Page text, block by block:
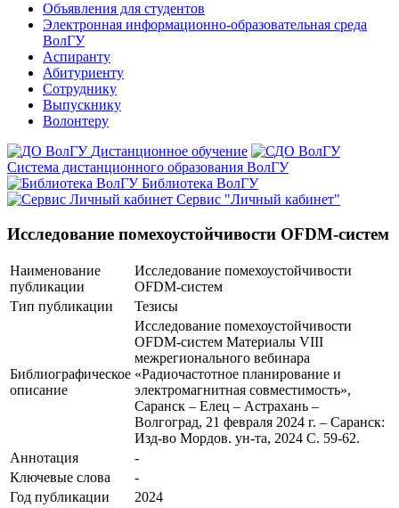
Объявления для студентов
Электронная информационно-образовательная среда
ВолГУ
Аспиранту
Абитуриенту
Сотруднику
Выпускнику
Волонтеру
Дистанционное обучение
Система дистанционного образования ВолГУ
Библиотека ВолГУ
Сервис "Личный кабинет"
Исследование помехоустойчивости OFDM-систем
Наименование
публикации
Исследование помехоустойчивости
OFDM-систем
Тип публикации
Тезисы
Библиографическое
описание
Исследование помехоустойчивости
OFDM-систем Материалы VIII
межрегионального вебинара
«Радиочастотное планирование и
электромагнитная совместимость»,
Саранск – Елец – Астрахань –
Волгоград, 21 февраля 2024 г. – Саранск:
Изд-во Мордов. ун-та, 2024 С. 59-62.
Аннотация
-
Ключевые cлова
-
Год публикации
2024